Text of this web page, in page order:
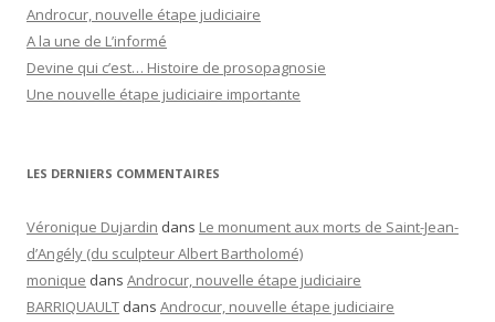
Androcur, nouvelle étape judiciaire
A la une de L’informé
Devine qui c’est… Histoire de prosopagnosie
Une nouvelle étape judiciaire importante
LES DERNIERS COMMENTAIRES
Véronique Dujardin dans Le monument aux morts de Saint-Jean-
d’Angély (du sculpteur Albert Bartholomé)
monique dans Androcur, nouvelle étape judiciaire
BARRIQUAULT dans Androcur, nouvelle étape judiciaire